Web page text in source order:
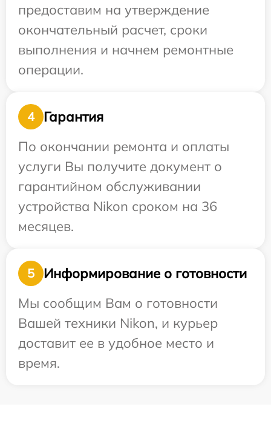
предоставим на утверждение
окончательный расчет, сроки
выполнения и начнем ремонтные
операции.
4
Гарантия
По окончании ремонта и оплаты
услуги Вы получите документ о
гарантийном обслуживании
устройства Nikon сроком на 36
месяцев.
5
Информирование о готовности
Мы сообщим Вам о готовности
Вашей техники Nikon, и курьер
доставит ее в удобное место и
время.